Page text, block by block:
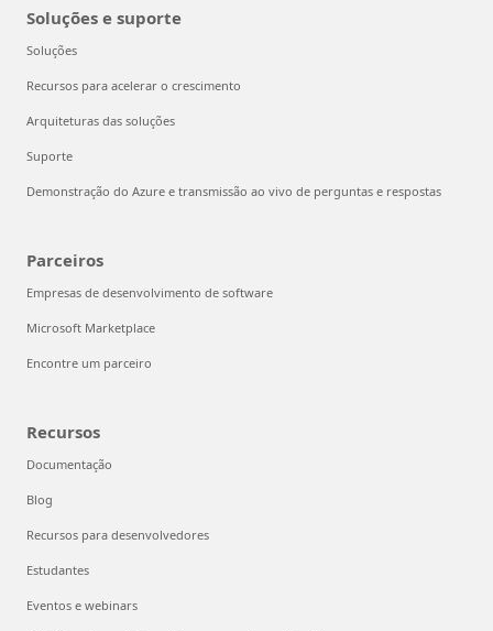
Soluções e suporte
Soluções
Recursos para acelerar o crescimento
Arquiteturas das soluções
Suporte
Demonstração do Azure e transmissão ao vivo de perguntas e respostas
Parceiros
Empresas de desenvolvimento de software
Microsoft Marketplace
Encontre um parceiro
Recursos
Documentação
Blog
Recursos para desenvolvedores
Estudantes
Eventos e webinars